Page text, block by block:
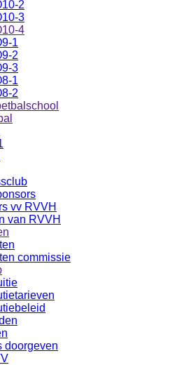
2
3
4
1
2
3
1
2
vv RVVH
van RVVH
commissie
doorgeven